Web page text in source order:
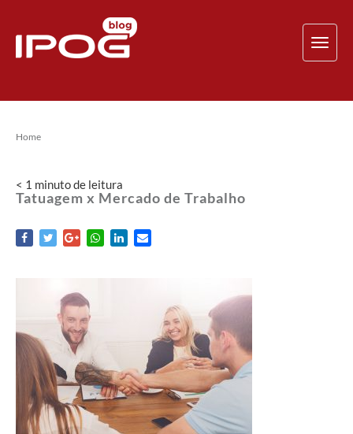
Home
< 1 minutode leitura
Tatuagem x Mercado de Trabalho